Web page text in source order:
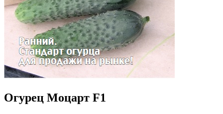
Огурец Моцарт F1